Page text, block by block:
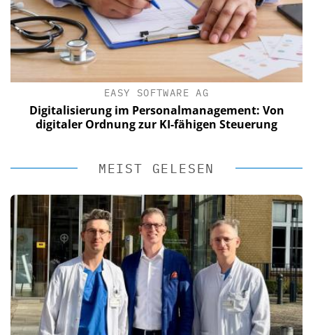
EASY SOFTWARE AG
Digitalisierung im Personalmanagement: Von
digitaler Ordnung zur KI-fähigen Steuerung
MEIST GELESEN